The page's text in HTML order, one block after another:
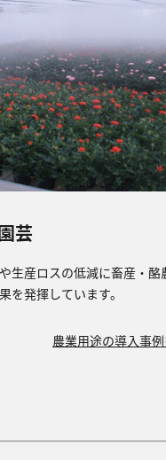
芸
生産ロスの低減に畜産・酪
を発揮しています。
農業用途の導入事